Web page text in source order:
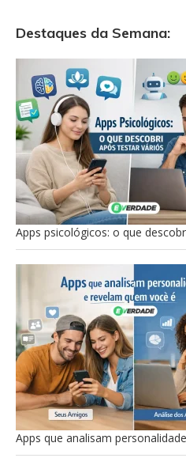
Destaques da Semana:
Apps psicológicos: o que
Apps que analisam